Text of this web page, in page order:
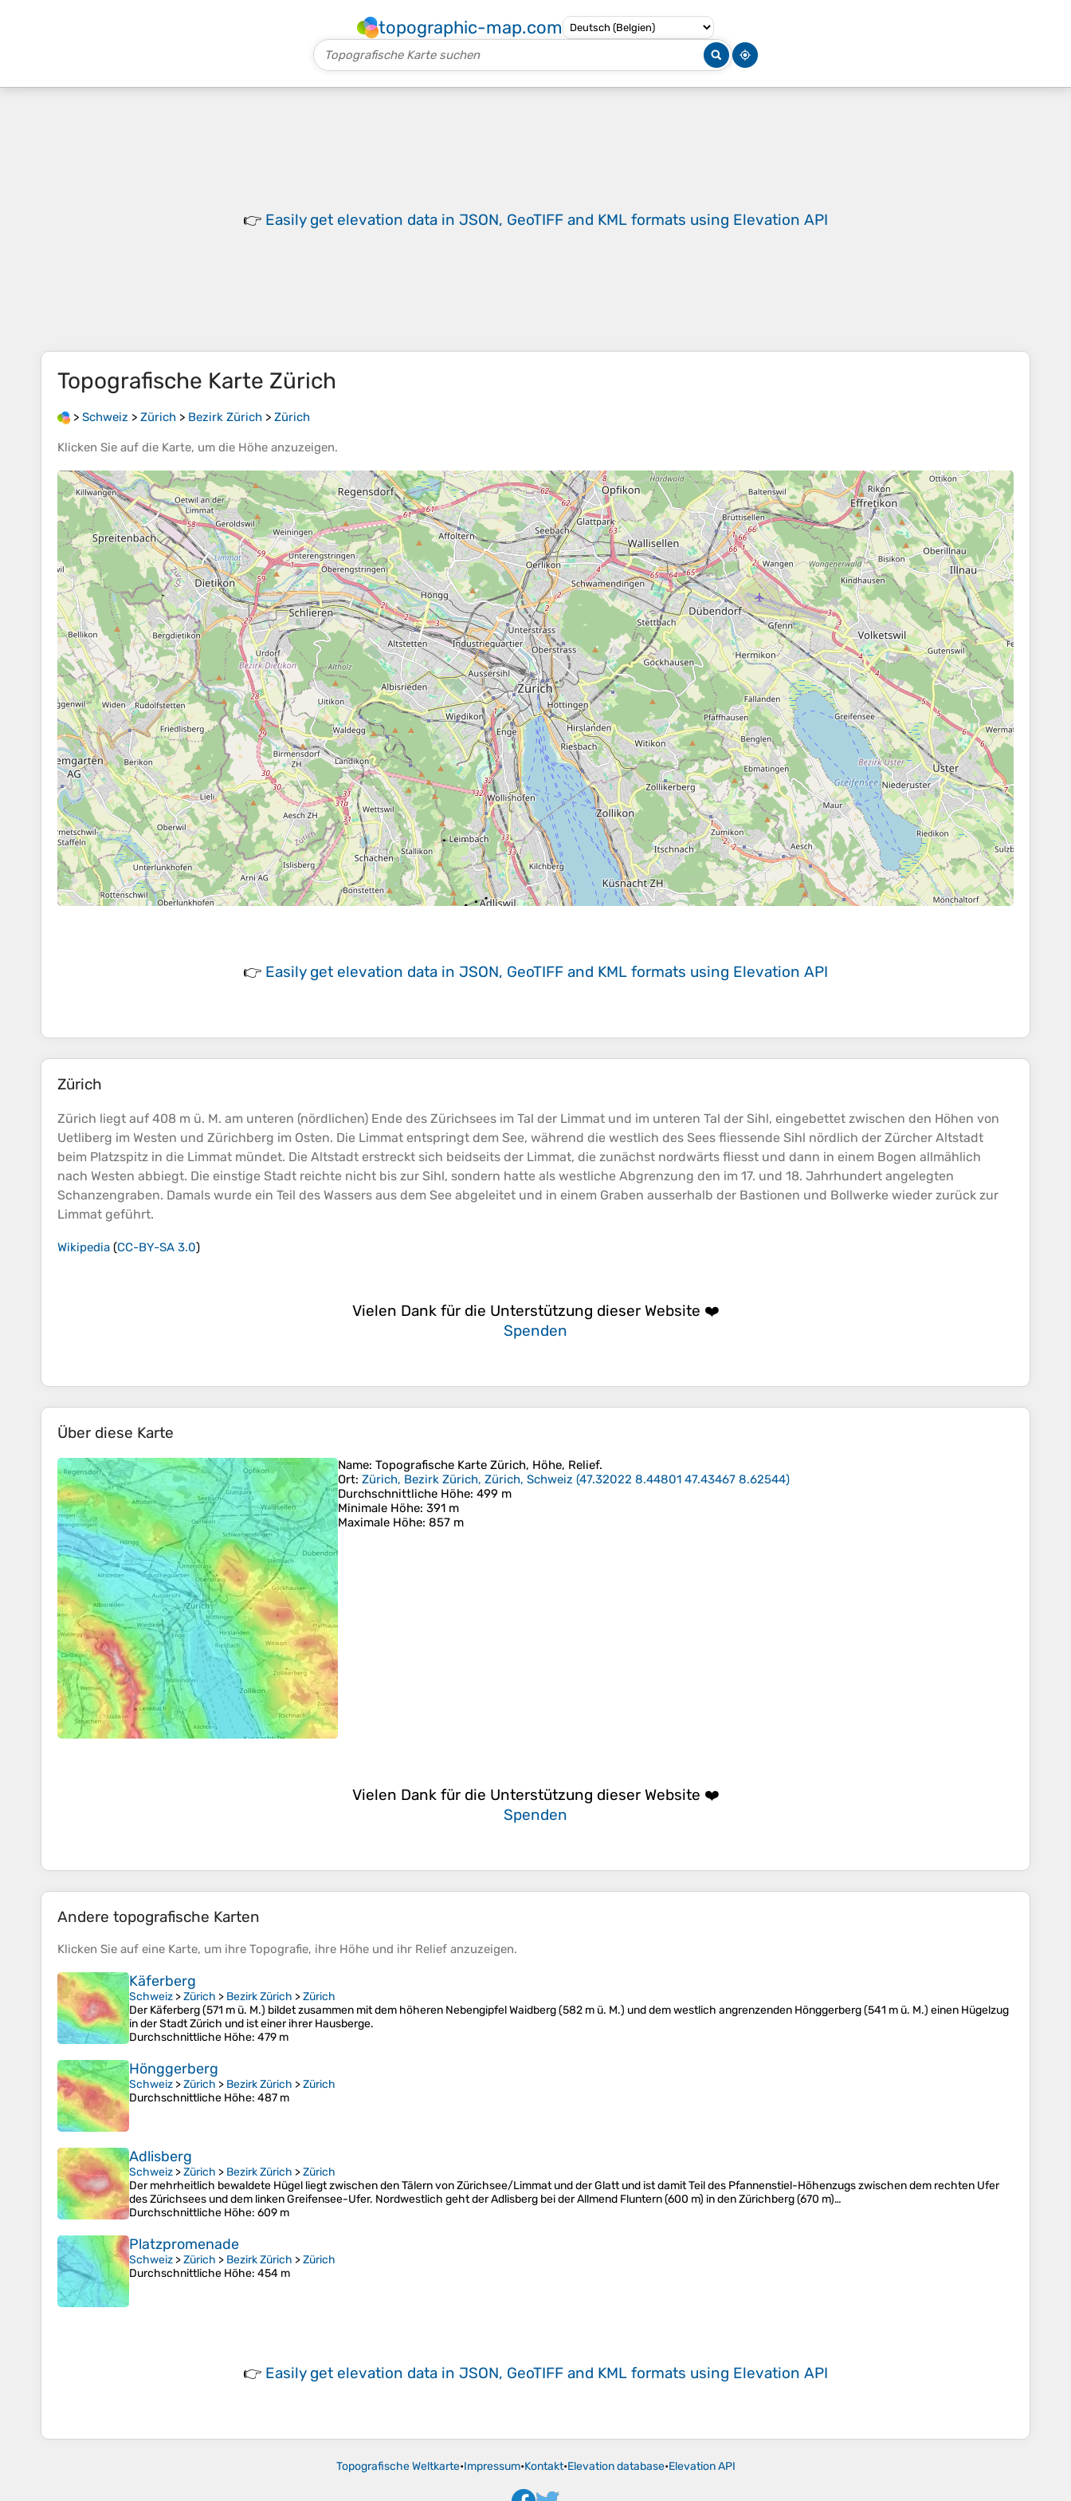
topographic-map.com
👉 Easily get elevation data in JSON, GeoTIFF and KML formats using Elevation API
Topografische Karte Zürich
> Schweiz > Zürich > Bezirk Zürich > Zürich
Klicken Sie auf die Karte, um die Höhe anzuzeigen.
👉 Easily get elevation data in JSON, GeoTIFF and KML formats using Elevation API
Zürich
Zürich liegt auf 408 m ü. M. am unteren (nördlichen) Ende des Zürichsees im Tal der Limmat und im unteren Tal der Sihl, eingebettet zwischen den Höhen von
Uetliberg im Westen und Zürichberg im Osten. Die Limmat entspringt dem See, während die westlich des Sees fliessende Sihl nördlich der Zürcher Altstadt
beim Platzspitz in die Limmat mündet. Die Altstadt erstreckt sich beidseits der Limmat, die zunächst nordwärts fliesst und dann in einem Bogen allmählich
nach Westen abbiegt. Die einstige Stadt reichte nicht bis zur Sihl, sondern hatte als westliche Abgrenzung den im 17. und 18. Jahrhundert angelegten
Schanzengraben. Damals wurde ein Teil des Wassers aus dem See abgeleitet und in einem Graben ausserhalb der Bastionen und Bollwerke wieder zurück zur
Limmat geführt.
Wikipedia (CC-BY-SA 3.0)
Vielen Dank für die Unterstützung dieser Website ❤️
Spenden
Über diese Karte
Name: Topografische Karte Zürich, Höhe, Relief.
Ort: Zürich, Bezirk Zürich, Zürich, Schweiz (47.32022 8.44801 47.43467 8.62544)
Durchschnittliche Höhe: 499 m
Minimale Höhe: 391 m
Maximale Höhe: 857 m
Vielen Dank für die Unterstützung dieser Website ❤️
Spenden
Andere topografische Karten
Klicken Sie auf eine Karte, um ihre Topografie, ihre Höhe und ihr Relief anzuzeigen.
Käferberg
Schweiz >Zürich > Bezirk Zürich >Zürich
Der Käferberg (571 m ü. M.) bildet zusammen mit dem höheren Nebengipfel Waidberg (582 m ü. M.) und dem westlich angrenzenden Hönggerberg (541 m ü. M.) einen Hügelzug
in der Stadt Zürich und ist einer ihrer Hausberge.
Durchschnittliche Höhe: 479 m
Hönggerberg
Schweiz >Zürich > Bezirk Zürich >Zürich
Durchschnittliche Höhe: 487 m
Adlisberg
Schweiz >Zürich > Bezirk Zürich >Zürich
Der mehrheitlich bewaldete Hügel liegt zwischen den Tälern von Zürichsee/Limmat und der Glatt und ist damit Teil des Pfannenstiel-Höhenzugs zwischen dem rechten Ufer
des Zürichsees und dem linken Greifensee-Ufer. Nordwestlich geht der Adlisberg bei der Allmend Fluntern (600 m) in den Zürichberg (670 m)…
Durchschnittliche Höhe: 609 m
Platzpromenade
Schweiz >Zürich > Bezirk Zürich >Zürich
Durchschnittliche Höhe: 454 m
👉 Easily get elevation data in JSON, GeoTIFF and KML formats using Elevation API
Topografische Weltkarte•Impressum•Kontakt•Elevation database•Elevation API